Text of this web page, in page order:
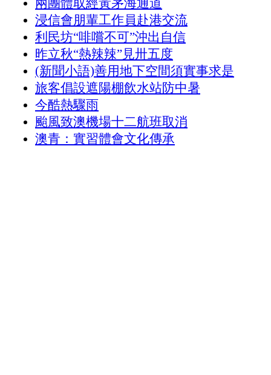
兩團體取經黃茅海通道
浸信會朋輩工作員赴港交流
利民坊“啡嚐不可”沖出自信
昨立秋“熱辣辣”見卅五度
(新聞小語)善用地下空間須實事求是
旅客倡設遮陽棚飲水站防中暑
今酷熱驟雨
颱風致澳機場十二航班取消
澳青：實習體會文化傳承